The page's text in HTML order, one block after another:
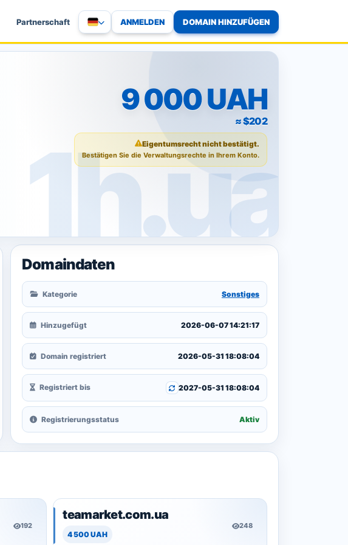
Partnerschaft ANMELDEN DOMAIN HINZUFÜGEN
9 000 UAH
≈ $202
Eigentumsrecht nicht bestätigt.
Bestätigen Sie die Verwaltungsrechte in Ihrem Konto.
Domaindaten
Kategorie Sonstiges
Hinzugefügt 2026-06-07 14:21:17
Domain registriert 2026-05-31 18:08:04
Registriert bis 2027-05-31 18:08:04
Registrierungsstatus Aktiv
192
teamarket.com.ua
4 500 UAH
248